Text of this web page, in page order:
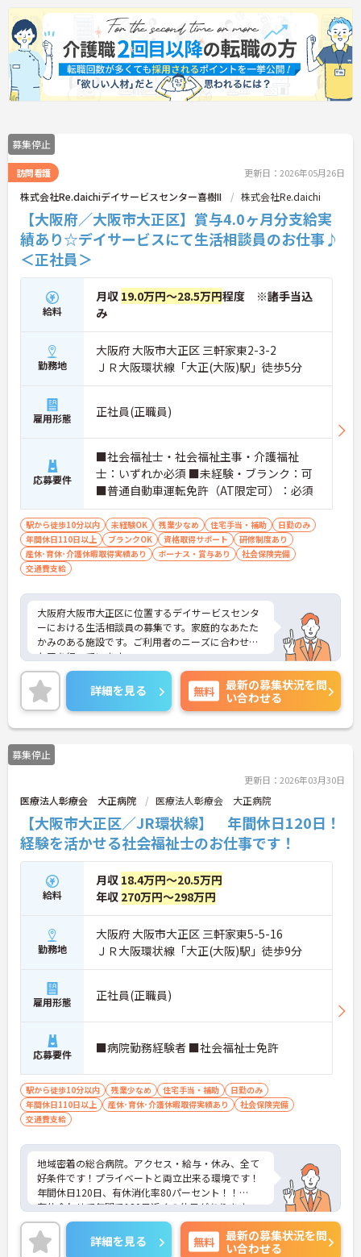
募集停止
訪問看護 更新日：2026年05月26日
株式会社Re.daichiデイサービスセンター喜樹II 株式会社Re.daichi
【大阪府／大阪市大正区】賞与4.0ヶ月分支給実
績あり☆デイサービスにて生活相談員のお仕事♪
＜正社員＞
給料
月収 19.0万円～28.5万円程度 ※諸手当込
み
勤務地
大阪府 大阪市大正区 三軒家東2-3-2
ＪＲ大阪環状線「大正(大阪)駅」徒歩5分
雇用形態 正社員(正職員)
応募要件
■社会福祉士・社会福祉主事・介護福祉
士：いずれか必須 ■未経験・ブランク：可
■普通自動車運転免許（AT限定可）：必須
駅から徒歩10分以内 未経験OK 残業少なめ 住宅手当・補助
日勤のみ
年間休日110日以上
ブランクOK 資格取得サポート
研修制度あり
産休･育休･介護休暇取得実績あり
ボーナス・賞与あり
社会保険完備
交通費支給
大阪府大阪市大正区に位置するデイサービスセンタ
ーにおける生活相談員の募集です。家庭的なあたた
かみのある施設です。ご利用者のニーズに合わせた
ケアを行っています。
賞与は4.0ヶ月分の支給実績があり、頑張りがきちん
と評価されるのでモチベーションアップにつながり
ます。また、残業は月平均10時間程度なので、ワー
クライフバランスを保ちながらご勤務いただけま
す。
ご興味のある方には、面接対策ポイントなど、さら
に詳細をお話しいたしますのでお気軽にご相談くだ
詳細を見る 無料
最新の募集状況を問
い合わせる
募集停止
更新日：2026年03月30日
医療法人彰療会 大正病院 医療法人彰療会 大正病院
【大阪市大正区／JR環状線】 年間休日120日！
経験を活かせる社会福祉士のお仕事です！
給料
月収 18.4万円～20.5万円
年収 270万円～298万円
勤務地
大阪府 大阪市大正区 三軒家東5-5-16
ＪＲ大阪環状線「大正(大阪)駅」徒歩9分
雇用形態 正社員(正職員)
応募要件 ■病院勤務経験者 ■社会福祉士免許
駅から徒歩10分以内 残業少なめ 住宅手当・補助
日勤のみ
年間休日110日以上
産休･育休･介護休暇取得実績あり
社会保険完備
交通費支給
地域密着の総合病院。アクセス・給与・休み、全て
好条件です！プライベートと両立出来る環境です！
年間休日120日、有休消化率80パーセント！！
有休合わせて年間で130日近くの休日があります。
また残業も月10時間以内と少ないため、プライベー
トとの両立がしやすい環境です。
詳細を見る 無料
最新の募集状況を問
い合わせる